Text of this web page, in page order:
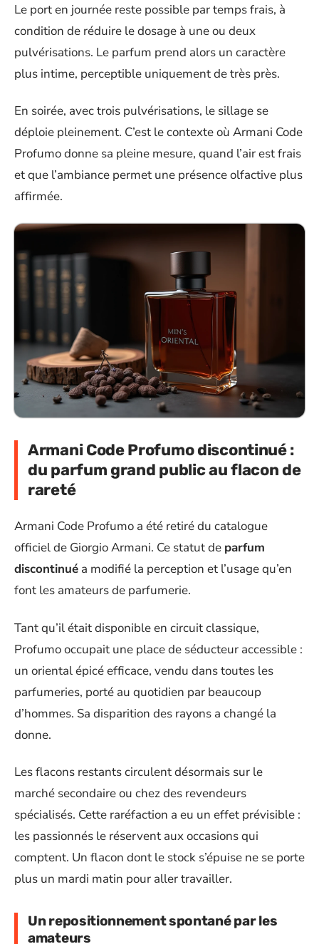
Le port en journée reste possible par temps frais, à
condition de réduire le dosage à une ou deux
pulvérisations. Le parfum prend alors un caractère
plus intime, perceptible uniquement de très près.
En soirée, avec trois pulvérisations, le sillage se
déploie pleinement. C’est le contexte où Armani Code
Profumo donne sa pleine mesure, quand l’air est frais
et que l’ambiance permet une présence olfactive plus
affirmée.
Armani Code Profumo discontinué :
du parfum grand public au flacon de
rareté
Armani Code Profumo a été retiré du catalogue
officiel de Giorgio Armani. Ce statut de parfum
discontinué a modifié la perception et l’usage qu’en
font les amateurs de parfumerie.
Tant qu’il était disponible en circuit classique,
Profumo occupait une place de séducteur accessible :
un oriental épicé efficace, vendu dans toutes les
parfumeries, porté au quotidien par beaucoup
d’hommes. Sa disparition des rayons a changé la
donne.
Les flacons restants circulent désormais sur le
marché secondaire ou chez des revendeurs
spécialisés. Cette raréfaction a eu un effet prévisible :
les passionnés le réservent aux occasions qui
comptent. Un flacon dont le stock s’épuise ne se porte
plus un mardi matin pour aller travailler.
Un repositionnement spontané par les
amateurs